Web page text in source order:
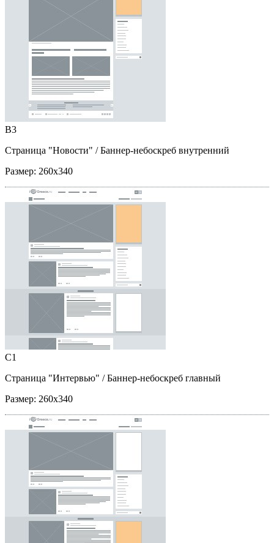
B3
Страница "Новости" / Баннер-небоскреб внутренний
Размер: 260x340
C1
Страница "Интервью" / Баннер-небоскреб главный
Размер: 260x340